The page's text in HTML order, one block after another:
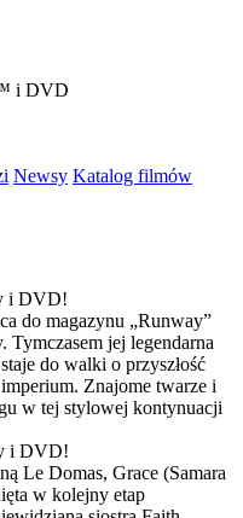
i DVD
Newsy Katalog filmów
i DVD!
do magazynu „Runway”
Tymczasem jej legendarna
do walki o przyszłość
Znajome twarze i
w tej stylowej kontynuacji
i DVD!
Le Domas, Grace (Samara
w kolejny etap